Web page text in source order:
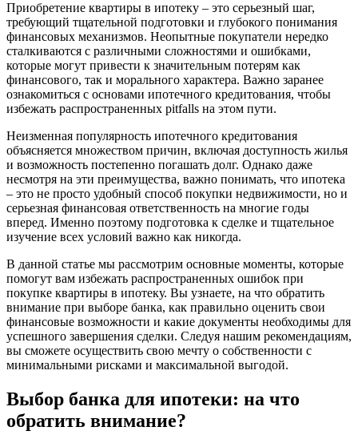
Приобретение квартиры в ипотеку – это серьезный шаг,
требующий тщательной подготовки и глубокого понимания
финансовых механизмов. Неопытные покупатели нередко
сталкиваются с различными сложностями и ошибками,
которые могут привести к значительным потерям как
финансового, так и морального характера. Важно заранее
ознакомиться с основами ипотечного кредитования, чтобы
избежать распространенных pitfalls на этом пути.
Неизменная популярность ипотечного кредитования
объясняется множеством причин, включая доступность жилья
и возможность постепенно погашать долг. Однако даже
несмотря на эти преимущества, важно понимать, что ипотека
– это не просто удобный способ покупки недвижимости, но и
серьезная финансовая ответственность на многие годы
вперед. Именно поэтому подготовка к сделке и тщательное
изучение всех условий важно как никогда.
В данной статье мы рассмотрим основные моменты, которые
помогут вам избежать распространенных ошибок при
покупке квартиры в ипотеку. Вы узнаете, на что обратить
внимание при выборе банка, как правильно оценить свои
финансовые возможности и какие документы необходимы для
успешного завершения сделки. Следуя нашим рекомендациям,
вы сможете осуществить свою мечту о собственности с
минимальными рисками и максимальной выгодой.
Выбор банка для ипотеки: на что
обратить внимание?